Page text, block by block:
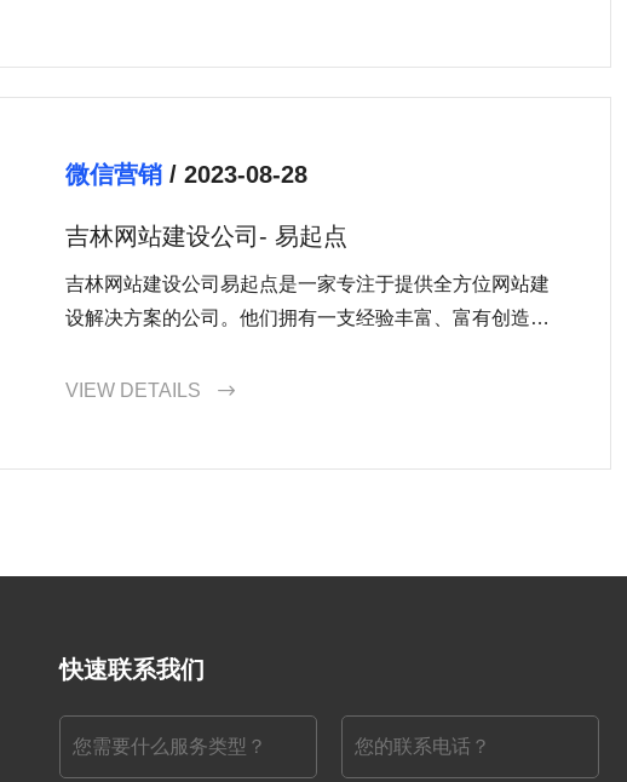
微信营销 / 2023-08-28
吉林网站建设公司- 易起点
吉林网站建设公司易起点是一家专注于提供全方位网站建
设解决方案的公司。他们拥有一支经验丰富、富有创造力
站、电子商务平台和个人博客等。他们致力于通过创新设
VIEW DETAILS 
快速联系我们